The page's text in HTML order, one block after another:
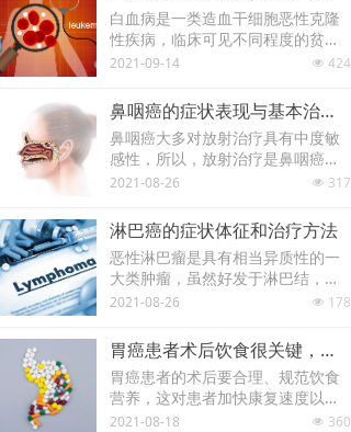
能会通过人体内或人体外，如人长
期接触这些辐射，可能会诱发骨
癌。
白血病是一类造血干细胞恶性克隆
性疾病，临床可见不同程度的贫
血、出血、感染发热以及肝、脾、
넶 424
2021-09-14
鼻咽癌的症状表现与基本治疗方案
鼻咽癌大多对放射治疗具有中度敏
感性，所以，放射治疗是鼻咽癌治
疗的重要方法。患者如果是高分化
后有复发的情况，手术切除和化学
药物的治疗，都是必要的手段。
넶 317
2021-08-26
淋巴癌的症状体征和治疗方法
恶性淋巴瘤是具有相当异质性的一
大类肿瘤，虽然好发于淋巴结，但
是由于淋巴系统的分布特点，使得
侵犯到全身任何组织和器官
넶 178
2021-08-26
胃癌患者术后饮食很关键，有些食物不能碰
胃癌患者的术后要合理、规范饮食
营养，这对患者加快康复速度以及
减少术后的并发症都有很积极的影
넶 360
2021-08-18